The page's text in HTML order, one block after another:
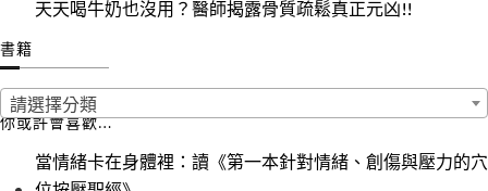
天天喝牛奶也沒用？醫師揭露骨質疏鬆真正元凶!!
書籍
請選擇分類
你或許會喜歡…
當情緒卡在身體裡：讀《第一本針對情緒、創傷與壓力的穴